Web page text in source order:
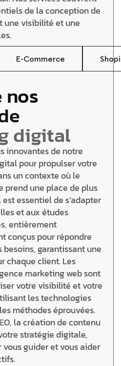
de la conception de
une visibilité et une
E-Commerce
nos
digital
innovantes de notre
pour propulser votre
un contexte où le
prend une place de plus
essentiel de s’adapter
et aux études
entièrement
conçus pour répondre
garantissant une
chaque client. Les
marketing web sont
votre visibilité et votre
les technologies
méthodes éprouvées.
la création de contenu
stratégie digitale,
vous guider et vous aider